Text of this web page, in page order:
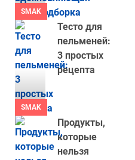
SMAK
SMAK
Тесто для
пельменей:
3 простых
рецепта
Продукты,
которые
нельзя